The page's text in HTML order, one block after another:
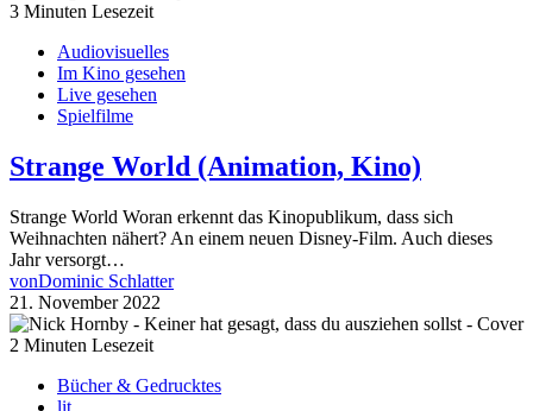
3 Minuten Lesezeit
Audiovisuelles
Im Kino gesehen
Live gesehen
Spielfilme
Strange World (Animation, Kino)
Strange World Woran erkennt das Kinopublikum, dass sich
Weihnachten nähert? An einem neuen Disney-Film. Auch dieses
Jahr versorgt…
vonDominic Schlatter
21. November 2022
2 Minuten Lesezeit
Bücher & Gedrucktes
lit